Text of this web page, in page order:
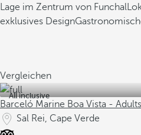
Lage im Zentrum von Funchal
exklusives Design
Vergleichen
All inclusive
Barceló Marine Boa Vista -
Sal Rei, Cape Verde